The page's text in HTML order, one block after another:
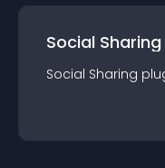
Social Sharing
Social Sharing